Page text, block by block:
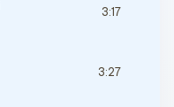
3:17
3:27